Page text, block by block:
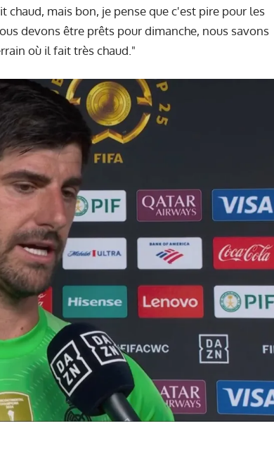
chaud, mais bon, je pense que c'est pire pour les
devons être prêts pour dimanche, nous savons
où il fait très chaud."